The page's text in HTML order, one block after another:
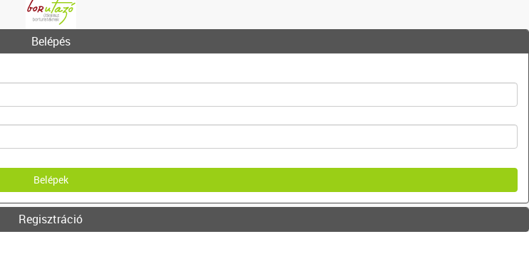
Belépés
Regisztráció